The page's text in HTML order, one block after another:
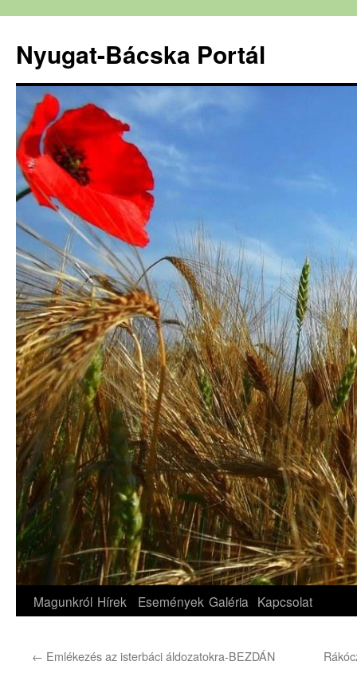
Nyugat-Bácska Portál
Magunkról Hírek Események Galéria Kapcsolat
← Emlékezés az isterbáci áldozatokra-BEZDÁN